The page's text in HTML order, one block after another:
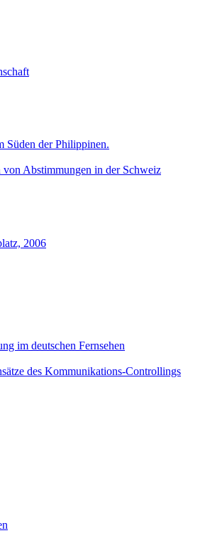
Süden der Philippinen.
Abstimmungen in der Schweiz
2006
im deutschen Fernsehen
des Kommunikations-Controllings